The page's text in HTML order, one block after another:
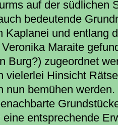
auf der südlichen
bedeutende
Kaplanei und entlang
Maraite
Burg?) zugeordnet
vielerlei Hinsicht
nun bemühen
entsprechende